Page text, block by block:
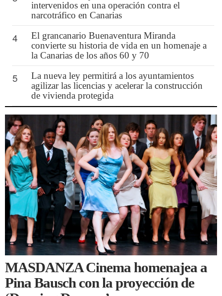
intervenidos en una operación contra el
narcotráfico en Canarias
4
El grancanario Buenaventura Miranda
convierte su historia de vida en un homenaje a
la Canarias de los años 60 y 70
5
La nueva ley permitirá a los ayuntamientos
agilizar las licencias y acelerar la construcción
de vivienda protegida
MASDANZA Cinema homenajea a
Pina Bausch con la proyección de